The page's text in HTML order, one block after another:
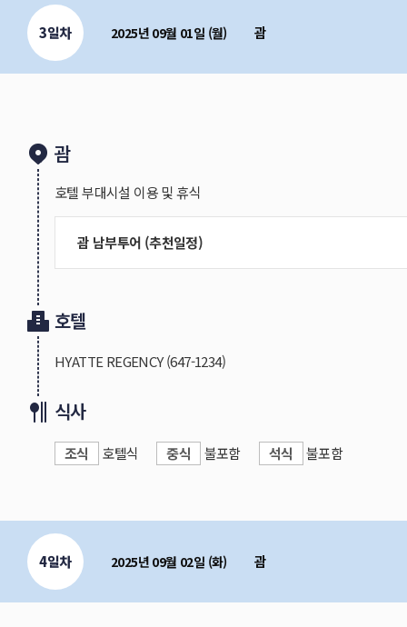
- 타 호텔에 비해 객실크기가 큽니다. 여유로운 객실크
3. 3개의 수영장과 2개의 슬라이드로 바다로 나갈 필요
- 필요하시다면 킹베드룸으로 요청을 대체해드리고 있
3일차 2025년 09월 01일 (월) 괌
괌
호텔 부대시설 이용 및 휴식
괌 남부투어 (추천일정)
호텔
HYATTE REGENCY(647-1234)
식사
조식 호텔식 중식 불포함 석식 불포함
4일차 2025년 09월 02일 (화) 괌